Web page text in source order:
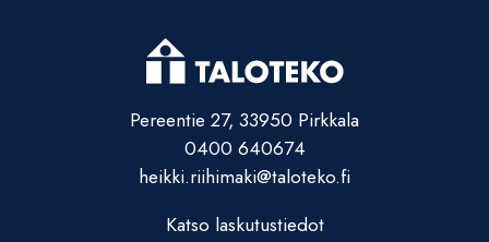
Pereentie 27, 33950 Pirkkala
0400 640674
heikki.riihimaki@taloteko.fi
Katso laskutustiedot